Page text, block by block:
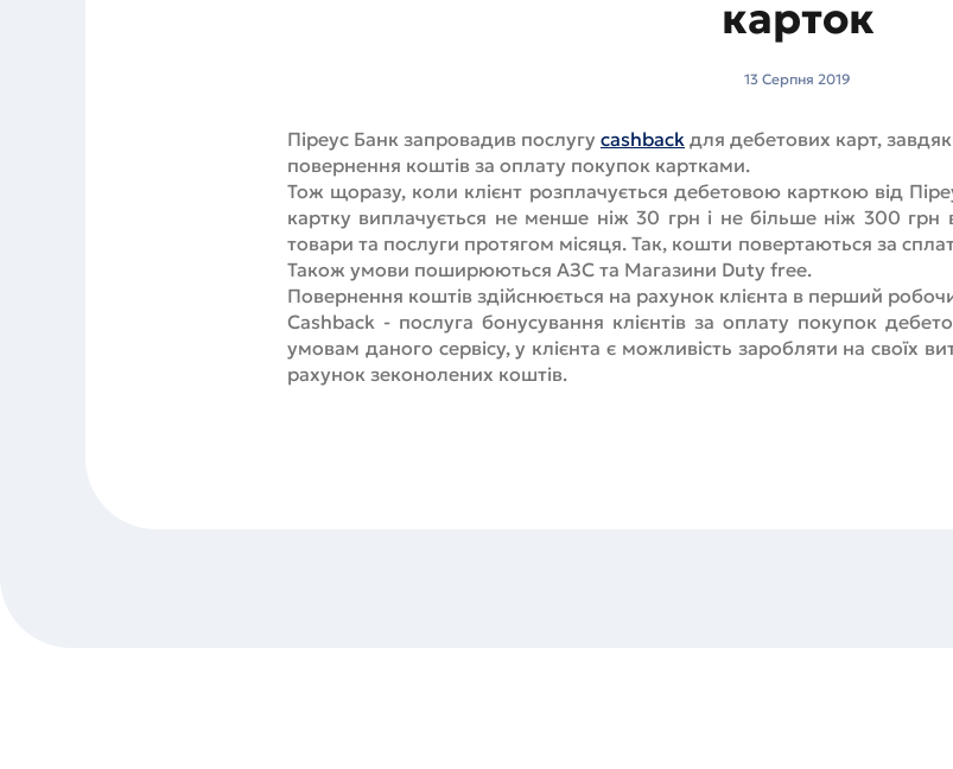
карток
13 Серпня 2019
Піреус Банк запровадив послугу cashback для дебетових карт,
повернення коштів за оплату покупок картками.
Тож щоразу, коли клієнт розплачується дебетовою карткою від
картку виплачується не менше ніж 30 грн і не більше ніж 300 грн
товари та послуги протягом місяця. Так, кошти повертаються за
Також умови поширюються АЗС та Магазини Duty free.
Повернення коштів здійснюється на рахунок клієнта в перший
Cashback - послуга бонусування клієнтів за оплату покупок
умовам даного сервісу, у клієнта є можливість заробляти на своїх
рахунок зеконолених коштів.